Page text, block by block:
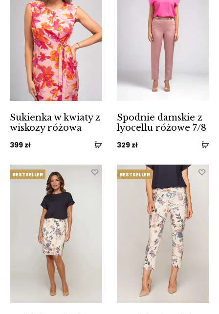
Sukienka w kwiaty z
wiskozy różowa
399 zł
Spodnie damskie z
lyocellu różowe 7/8
329 zł
BESTSELLER BESTSELLER